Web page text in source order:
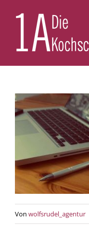
Inhalt
Von wolfsrudel_agentur